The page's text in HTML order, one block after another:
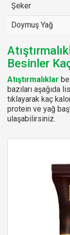
Şeker
Doymuş Yağ
Besinler
Atıştırmalıklar
bazıları aşağıda
tıklayarak kaç
protein ve yağ
ulaşabilirsiniz.